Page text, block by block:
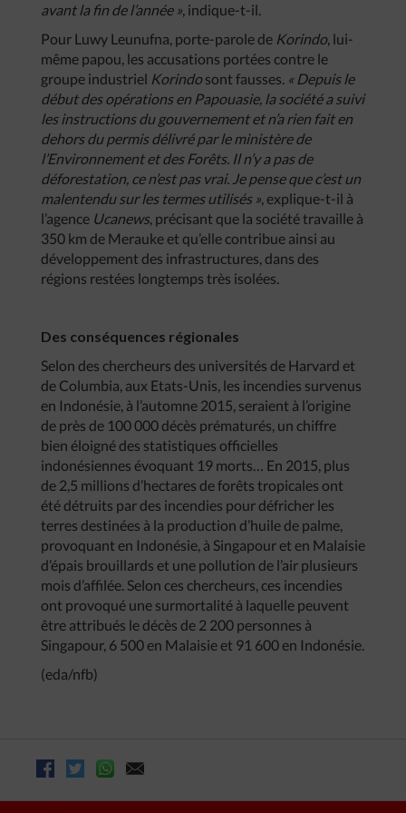
avant la fin de l’année », indique-t-il.
Pour Luwy Leunufna, porte-parole de Korindo, lui-
même papou, les accusations portées contre le
groupe industriel Korindosont fausses. « Depuis le
début des opérations en Papouasie, la société a suivi
les instructions du gouvernement et n’a rien fait en
dehors du permis délivré par le ministère de
l’Environnement et des Forêts. Il n’y a pas de
déforestation, ce n’est pas vrai. Je pense que c’est un
malentendu sur les termes utilisés », explique-t-il à
l’agence Ucanews, précisant que la société travaille à
350 km de Merauke et qu’elle contribue ainsi au
développement des infrastructures, dans des
régions restées longtemps très isolées.
Des conséquences régionales
Selon des chercheurs des universités de Harvard et
de Columbia, aux Etats-Unis, les incendies survenus
en Indonésie, à l’automne 2015, seraient à l’origine
de près de 100 000 décès prématurés, un chiffre
bien éloigné des statistiques officielles
indonésiennes évoquant 19 morts… En 2015, plus
de 2,5 millions d’hectares de forêts tropicales ont
été détruits par des incendies pour défricher les
terres destinées à la production d’huile de palme,
provoquant en Indonésie, à Singapour et en Malaisie
d’épais brouillards et une pollution de l’air plusieurs
mois d’affilée. Selon ces chercheurs, ces incendies
ont provoqué une surmortalité à laquelle peuvent
être attribués le décès de 2 200 personnes à
Singapour, 6 500 en Malaisie et 91 600 en Indonésie.
(eda/nfb)